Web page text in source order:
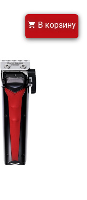
В корзину